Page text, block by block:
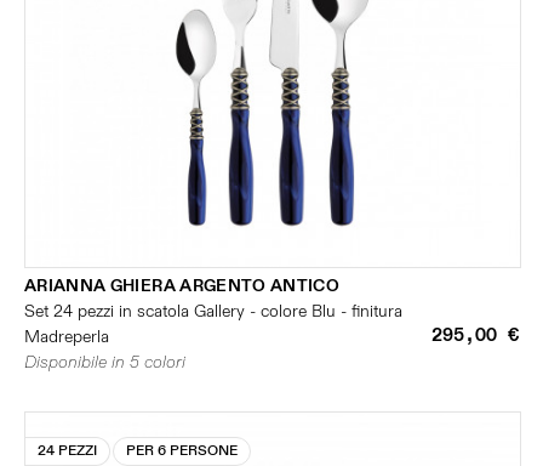
ARIANNA GHIERA ARGENTO ANTICO
Set 24 pezzi in scatola Gallery - colore Blu - finitura
Madreperla
295,00 €
Disponibile in 5 colori
24 PEZZI PER 6 PERSONE